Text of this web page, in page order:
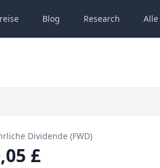
Blog Research Alle
Dividende (FWD)
£